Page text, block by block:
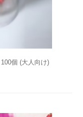
個 (大人向け)